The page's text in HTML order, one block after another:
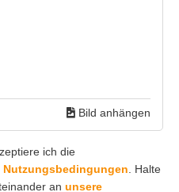
Bild anhängen
ich die
Nutzungsbedingungen . Halte
an unsere